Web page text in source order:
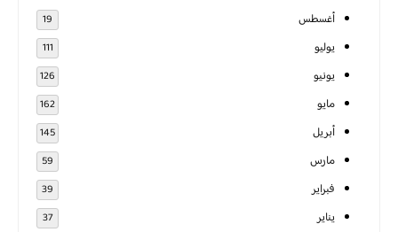
أغسطس 19
يوليو 111
يونيو 126
مايو 162
أبريل 145
مارس 59
فبراير 39
يناير 37